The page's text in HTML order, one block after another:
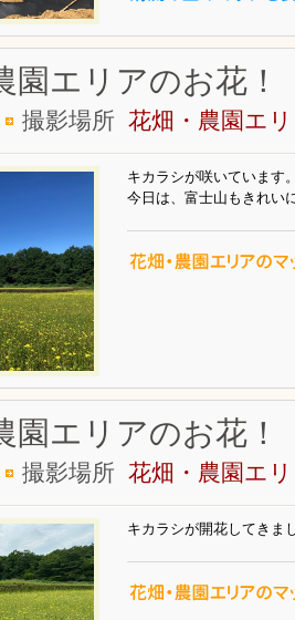
園エリアのお花！
撮影場所 花畑・農園エ
キカラシが咲いています
今日は、富士山もきれい
園エリアのお花！
撮影場所 花畑・農園エ
キカラシが開花してきま